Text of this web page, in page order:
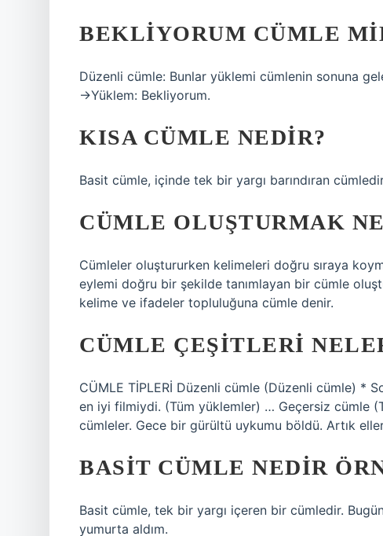
BEKLIYORUM CÜMLE
Düzenli cümle: Bunlar yüklemi cümlenin sonuna
→Yüklem: Bekliyorum.
KISA CÜMLE NEDIR?
Basit cümle, içinde tek bir yargı barındıran
CÜMLE OLUŞTURMAK
Cümleler oluştururken kelimeleri doğru sıraya
eylemi doğru bir şekilde tanımlayan bir cümle
kelime ve ifadeler topluluğuna cümle denir.
CÜMLE ÇEŞITLERI
CÜMLE TİPLERİ Düzenli cümle (Düzenli cümle) *
en iyi filmiydi. (Tüm yüklemler) … Geçersiz cümle
cümleler. Gece bir gürültü uykumu böldü. Artık
BASIT CÜMLE NEDIR
Basit cümle, tek bir yargı içeren bir cümledir.
yumurta aldım.